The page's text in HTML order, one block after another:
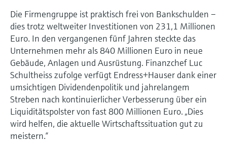
Die Firmengruppe ist praktisch frei von Bankschulden –
dies trotz weltweiter Investitionen von 231,1 Millionen
Euro. In den vergangenen fünf Jahren steckte das
Unternehmen mehr als 840 Millionen Euro in neue
Gebäude, Anlagen und Ausrüstung. Finanzchef Luc
Schultheiss zufolge verfügt Endress+Hauser dank einer
umsichtigen Dividendenpolitik und jahrelangem
Streben nach kontinuierlicher Verbesserung über ein
Liquiditätspolster von fast 800 Millionen Euro. „Dies
wird helfen, die aktuelle Wirtschaftssituation gut zu
meistern.“